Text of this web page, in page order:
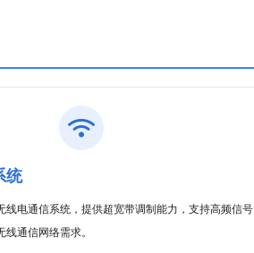
统
线电通信系统，提供超宽带调制能力，支持高频信号
通信网络需求。